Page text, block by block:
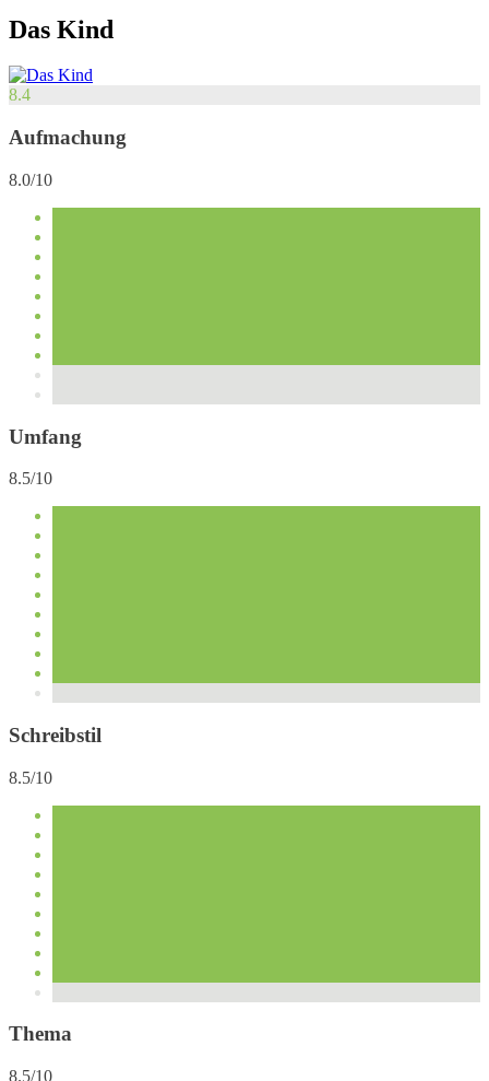
Das Kind
8.4
Aufmachung
8.0/10
Umfang
8.5/10
Schreibstil
8.5/10
Thema
8.5/10